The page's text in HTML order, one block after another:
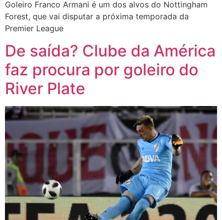
Goleiro Franco Armani é um dos alvos do Nottingham
Forest, que vai disputar a próxima temporada da
Premier League
De saída? Clube da América
faz procura por goleiro do
River Plate